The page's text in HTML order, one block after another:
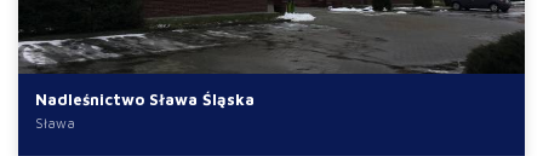
Nadleśnictwo Sława Śląska
Sława